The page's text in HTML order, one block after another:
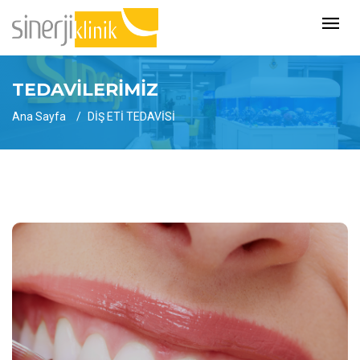
TEDAVİLERİMİZ
Ana Sayfa DİŞ ETİ TEDAVİSİ